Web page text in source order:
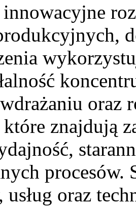
oraz
znajdują
procesów.
usług oraz